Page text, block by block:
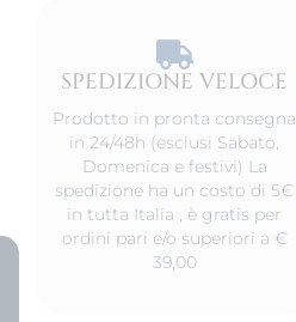
SPEDIZIONE VELOCE​
Prodotto in pronta consegna
in 24/48h (esclusi Sabato,
Domenica e festivi) La
spedizione ha un costo di 5€
in tutta Italia , è gratis per
ordini pari e/o superiori a €
39,00